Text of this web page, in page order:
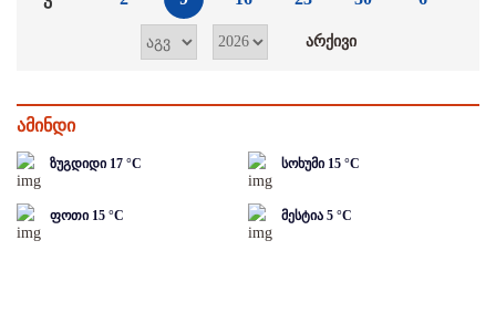
ამინდი
ზუგდიდი 17 °C სოხუმი 15 °C
ფოთი 15 °C მესტია 5 °C